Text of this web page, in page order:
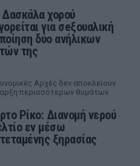
χορού
για σeξουαλική
δύο ανήλικων
της
Αρχές δεν αποκλείουν
περισσότερων θυμάτων
Ρίκο: Διανομή νερού
εν μέσω
ξηρασίας